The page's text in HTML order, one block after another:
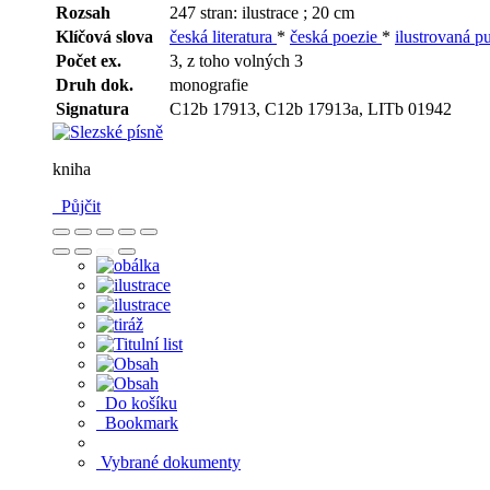
Rozsah
247 stran: ilustrace ; 20 cm
Klíčová slova
česká literatura * česká poezie * ilustrovaná
Počet ex.
3, z toho volných 3
Druh dok.
monografie
Signatura
C12b 17913, C12b 17913a, LITb 01942
kniha
Půjčit
Do košíku
Bookmark
Vybrané dokumenty